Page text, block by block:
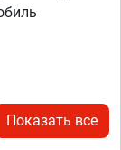
Показать все